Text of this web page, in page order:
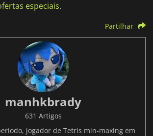
especiais.
Partilhar
manhkbrady
631 Artigos
jogador de Tetris min-maxing em